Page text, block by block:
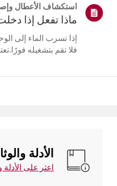
استكشاف الأعطال
ماذا تفعل إذا
إذا تسرب الماء إلى
فلا تقم بتشغيله
الأدلة
اعثر على الأدلة